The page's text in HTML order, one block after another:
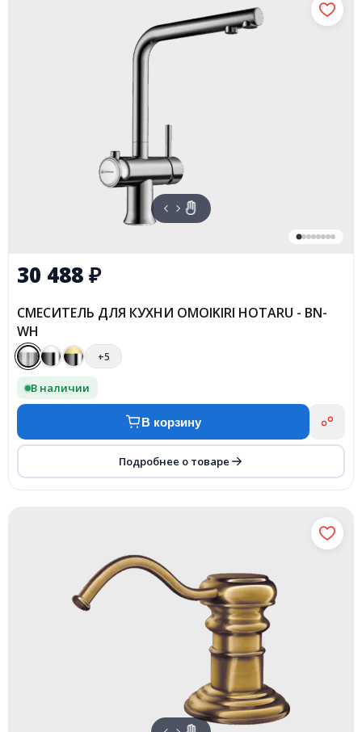
30 488₽
СМЕСИТЕЛЬ ДЛЯ КУХНИ OMOIKIRI HOTARU - BN-
WH
+5
В наличии
В корзину
Подробнее о товаре